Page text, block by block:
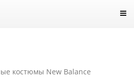
костюмы New Balance